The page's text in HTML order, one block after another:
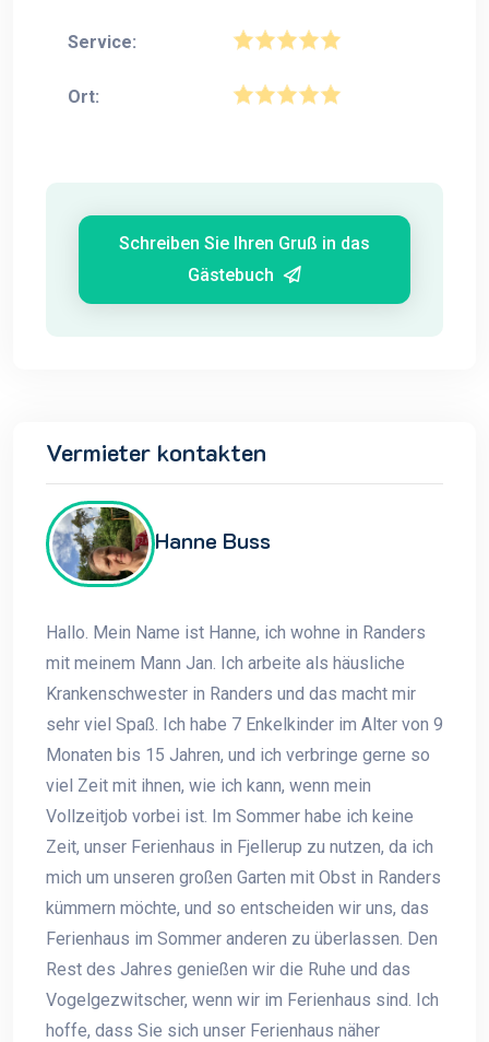
Service:
Ort:
Schreiben Sie Ihren Gruß in das
Gästebuch
Vermieter kontakten
Hanne Buss
Hallo. Mein Name ist Hanne, ich wohne in Randers
mit meinem Mann Jan. Ich arbeite als häusliche
Krankenschwester in Randers und das macht mir
sehr viel Spaß. Ich habe 7 Enkelkinder im Alter von 9
Monaten bis 15 Jahren, und ich verbringe gerne so
viel Zeit mit ihnen, wie ich kann, wenn mein
Vollzeitjob vorbei ist. Im Sommer habe ich keine
Zeit, unser Ferienhaus in Fjellerup zu nutzen, da ich
mich um unseren großen Garten mit Obst in Randers
kümmern möchte, und so entscheiden wir uns, das
Ferienhaus im Sommer anderen zu überlassen. Den
Rest des Jahres genießen wir die Ruhe und das
Vogelgezwitscher, wenn wir im Ferienhaus sind. Ich
hoffe, dass Sie sich unser Ferienhaus näher